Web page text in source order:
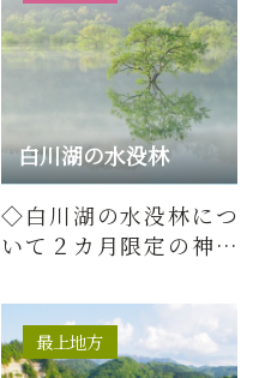
白川湖の水没林
◇白川湖の水没林につ
いて２カ月限定の神秘
先の雪解け水が流れ込
み、満水…
最上地方